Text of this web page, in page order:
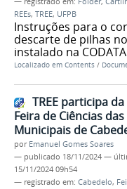
REEs, TREE, UFPB
Instruções para o
descarte de pilhas
instalado na
Localizado em Contents /
TREE participa
Feira de Ciências
Municipais de
por Emanuel Gomes Soares
— publicado 18/11/2024 —
15/11/2024 09h54
— registrado em: Cabedelo,